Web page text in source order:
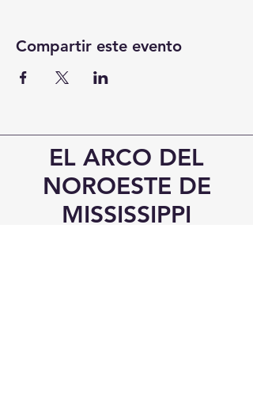
Compartir este evento
EL ARCO DEL
NOROESTE DE
MISSISSIPPI